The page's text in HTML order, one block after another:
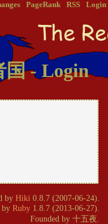
PageRank RSS Login
国 - Login
by Hiki 0.8.7 (2007-06-24).
by Ruby1.8.7 (2013-06-27).
Founded by 十五夜.